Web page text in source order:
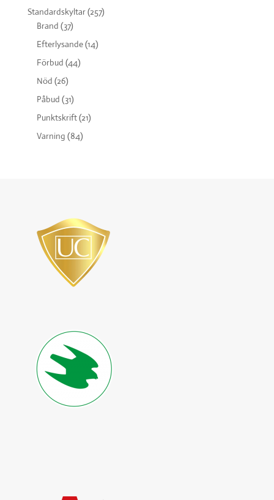
Standardskyltar(257)
Brand (37)
Efterlysande(14)
Förbud (44)
Nöd (26)
Påbud (31)
Punktskrift(21)
Varning (84)